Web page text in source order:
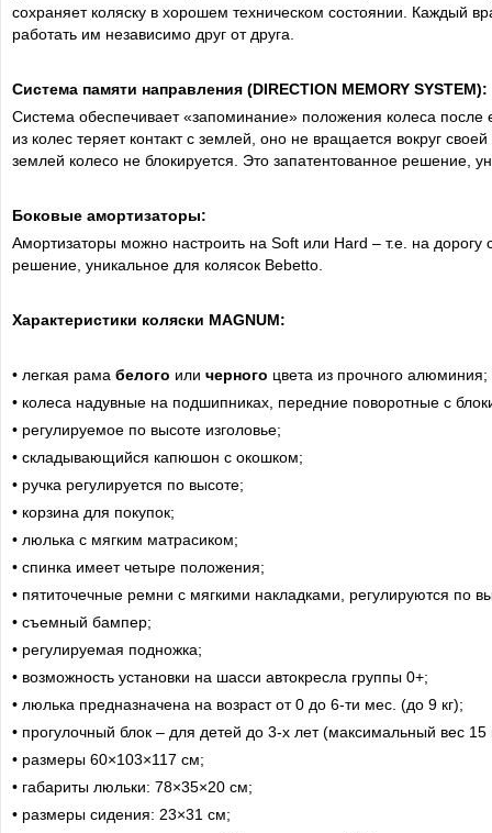
сохраняет коляску в хорошем техническом состоянии. Каждый
работать им независимо друг от друга.
Система памяти направления (DIRECTION MEMORY SYSTEM):
Система обеспечивает «запоминание» положения колеса
из колес теряет контакт с землей, оно не вращается вокруг
землей колесо не блокируется. Это запатентованное решение,
Боковые амортизаторы:
Амортизаторы можно настроить на Soft или Hard – т.е. на
решение, уникальное для колясок Bebetto.
Характеристики коляски MАGNUM:
• легкая рама белого или черного цвета из прочного алюминия;
• колеса надувные на подшипниках, передние поворотные с
• регулируемое по высоте изголовье;
• складывающийся капюшон с окошком;
• ручка регулируется по высоте;
• корзина для покупок;
• люлька с мягким матрасиком;
• спинка имеет четыре положения;
• пятиточечные ремни с мягкими накладками, регулируются по
• съемный бампер;
• регулируемая подножка;
• возможность установки на шасси автокресла группы 0+;
• люлька предназначена на возраст от 0 до 6-ти мес. (до 9 кг);
• прогулочный блок – для детей до 3-х лет (максимальный вес 15
• размеры 60×103×117 см;
• габариты люльки: 78×35×20 см;
• размеры сидения: 23×31 см;